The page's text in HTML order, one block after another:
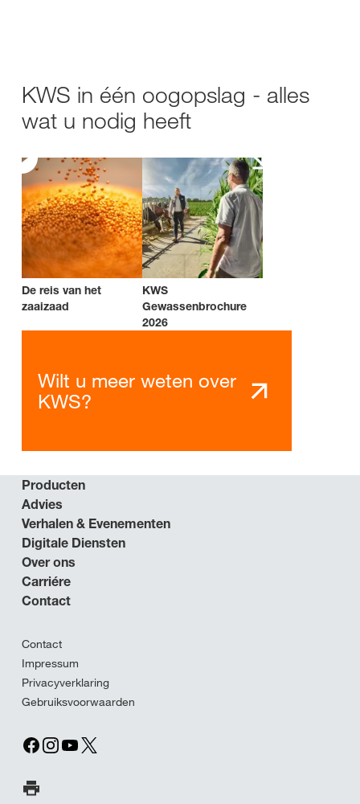
KWS in één oogopslag - alles
wat u nodig heeft
De reis van het
zaaizaad
KWS
Gewassenbrochure
2026
Wilt u meer weten over
KWS?
Producten
Advies
Verhalen & Evenementen
Digitale Diensten
Over ons
Carriére
Contact
Contact
Impressum
Privacyverklaring
Gebruiksvoorwaarden
Print pagina